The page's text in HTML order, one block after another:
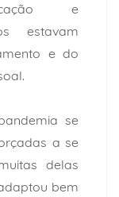
e
estavam
e do
se
a se
delas
bem